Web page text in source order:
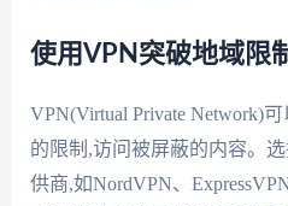
使用VPN突破地域限
VPN(Virtual Private Network)
的限制,访问被屏蔽的内容。
供商,如NordVPN、